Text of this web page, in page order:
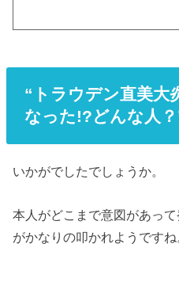
“トラウデン直美大
なった!?どんな人
いかがでしたでしょうか。
本人がどこまで意図があっ
がかなりの叩かれようですね